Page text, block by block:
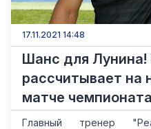
17.11.2021 14:48
Шанс для Лунина!
рассчитывает на
матче
Главный тренер